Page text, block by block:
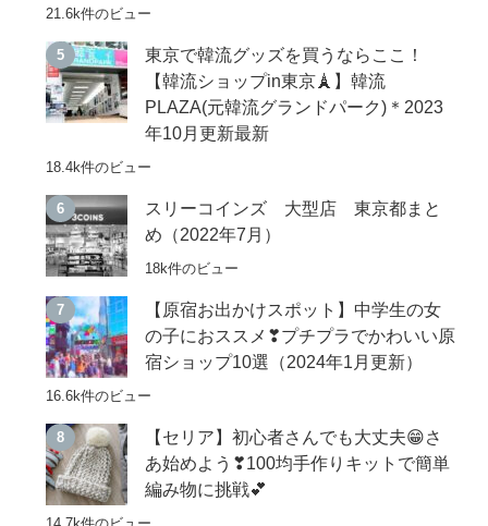
21.6k件のビュー
東京で韓流グッズを買うならここ！
【韓流ショップin東京🗼】韓流
PLAZA(元韓流グランドパーク)＊2023
年10月更新最新
18.4k件のビュー
スリーコインズ 大型店 東京都まと
め（2022年7月）
18k件のビュー
【原宿お出かけスポット】中学生の女
の子におススメ❣プチプラでかわいい原
宿ショップ10選（2024年1月更新）
16.6k件のビュー
【セリア】初心者さんでも大丈夫😁さ
あ始めよう❣100均手作りキットで簡単
編み物に挑戦💕